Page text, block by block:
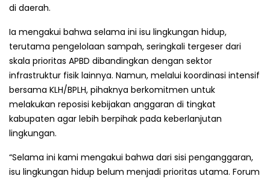
di daerah.
Ia mengakui bahwa selama ini isu lingkungan hidup,
terutama pengelolaan sampah, seringkali tergeser dari
skala prioritas APBD dibandingkan dengan sektor
infrastruktur fisik lainnya. Namun, melalui koordinasi intensif
bersama KLH/BPLH, pihaknya berkomitmen untuk
melakukan reposisi kebijakan anggaran di tingkat
kabupaten agar lebih berpihak pada keberlanjutan
lingkungan.
“Selama ini kami mengakui bahwa dari sisi penganggaran,
isu lingkungan hidup belum menjadi prioritas utama. Forum